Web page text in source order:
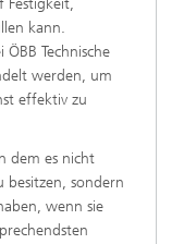
Festigkeit,
kann.
Technische
werden, um
effektiv zu
dem es nicht
besitzen, sondern
wenn sie